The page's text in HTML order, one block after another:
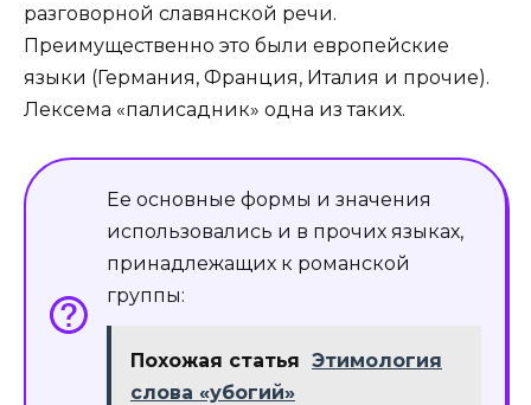
разговорной славянской речи.
Преимущественно это были европейские
языки (Германия, Франция, Италия и прочие).
Лексема «палисадник» одна из таких.
Ее основные формы и значения
использовались и в прочих языках,
принадлежащих к романской
группы:
Похожая статья Этимология
слова «убогий»